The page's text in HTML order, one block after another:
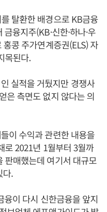
탈환한 배경으로 KB금융
융지주(KB·신한·하나·우
콩 주가연계증권(ELS) 자
목된다.
실적을 거뒀지만 경쟁사
은 측면도 없지 않다는 의
이 수익과 관련한 내용을
로 2021년 1월부터 3월까
판매했는데 여기서 대규모
다.
이 다시 신한금융을 앞지